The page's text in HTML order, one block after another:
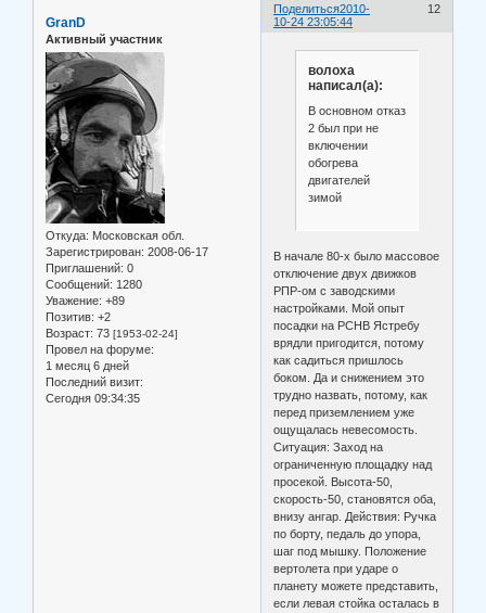
Поделиться 12
2010-
10-24 23:05:44
GranD
Активный участник
Откуда: Московская обл.
Зарегистрирован: 2008-06-17
Приглашений: 0
Сообщений: 1280
Уважение: +89
Позитив: +2
Возраст: 73 [1953-02-24]
Провел на форуме:
1 месяц 6 дней
Последний визит:
Сегодня 09:34:35
волоха
написал(а):
В основном отказ
2 был при не
включении
обогрева
двигателей
зимой
В начале 80-х было массовое
отключение двух движков
РПР-ом с заводскими
настройками. Мой опыт
посадки на РСНВ Ястребу
врядли пригодится, потому
как садиться пришлось
боком. Да и снижением это
трудно назвать, потому, как
перед приземлением уже
ощущалась невесомость.
Ситуация: Заход на
ограниченную площадку над
просекой. Высота-50,
скорость-50, становятся оба,
внизу ангар. Действия: Ручка
по борту, педаль до упора,
шаг под мышку. Положение
вертолета при ударе о
планету можете представить,
если левая стойка осталась в